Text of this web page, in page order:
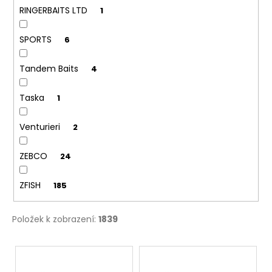
RINGERBAITS LTD 1
SPORTS 6
Tandem Baits 4
Taska 1
Venturieri 2
ZEBCO 24
ZFISH 185
Položek k zobrazení: 1839
V